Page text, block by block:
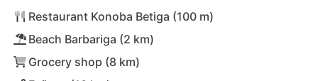
Restaurant Konoba Betiga (100 m)
Beach Barbariga (2 km)
Grocery shop (8 km)